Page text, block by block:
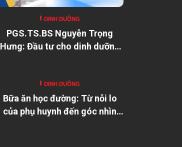
DINH DƯỠNG
PGS.TS.BS Nguyễn Trọng
Hưng: Đầu tư cho dinh dưỡng
DINH DƯỠNG
Bữa ăn học đường: Từ nỗi lo
của phụ huynh đến góc nhìn